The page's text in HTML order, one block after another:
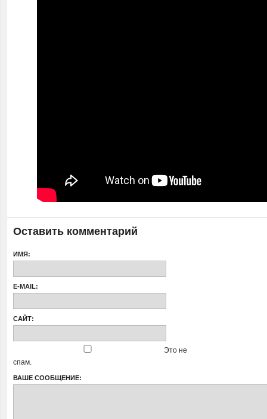
Оставить комментарий
ИМЯ:
E-MAIL:
САЙТ:
Это не
спам.
ВАШЕ СООБЩЕНИЕ: